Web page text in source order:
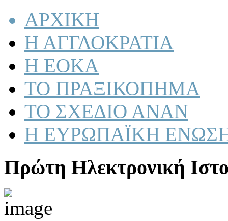
ΑΡΧΙΚΗ
Η ΑΓΓΛΟΚΡΑΤΙΑ
Η ΕΟΚΑ
ΤΟ ΠΡΑΞΙΚΟΠΗΜΑ
ΤΟ ΣΧΕΔΙΟ ΑΝΑΝ
Η ΕΥΡΩΠΑΪΚΗ
Πρώτη Ηλεκτρονική